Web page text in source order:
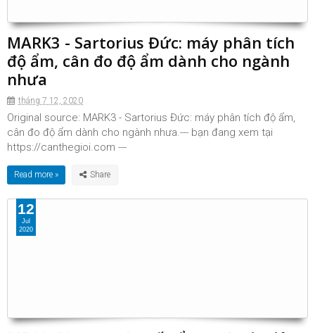
MARK3 - Sartorius Đức: máy phân tích
độ ẩm, cân đo độ ẩm dành cho ngành
nhưa
tháng 7 12, 2020
Original source: MARK3 - Sartorius Đức: máy phân tích độ ẩm,
cân đo độ ẩm dành cho ngành nhưa.--- bạn đang xem tại
https://canthegioi.com ---
Read more »
12
Jul
2020